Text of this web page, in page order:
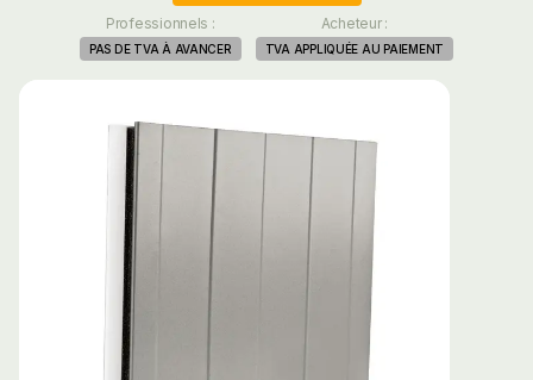
Professionnels :
PAS DE TVA À AVANCER
Acheteur :
TVA APPLIQUÉE AU PAIEMENT